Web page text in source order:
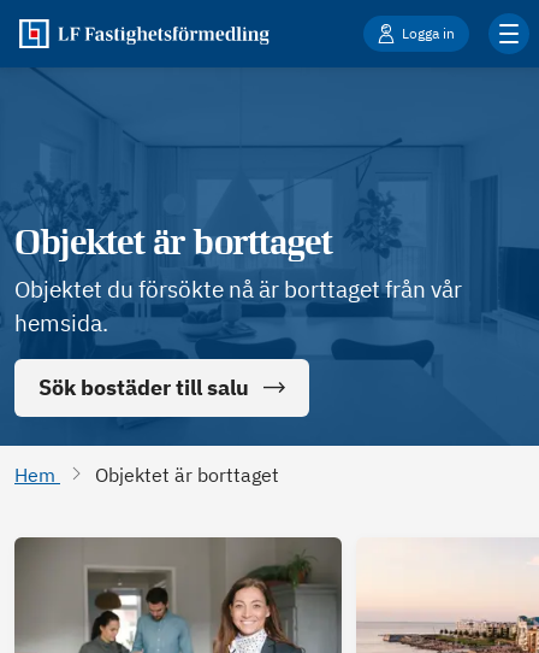
Logga in
Objektet är borttaget
Objektet du försökte nå är borttaget från vår
hemsida.
Sök bostäder till salu
Hem Objektet är borttaget